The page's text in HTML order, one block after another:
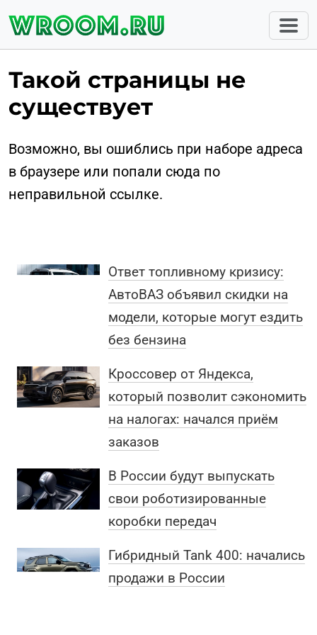
Такой страницы не
существует
Возможно, вы ошиблись при наборе адреса
в браузере или попали сюда по
неправильной ссылке.
Ответ топливному кризису:
АвтоВАЗ объявил скидки на
модели, которые могут ездить
без бензина
Кроссовер от Яндекса,
который позволит сэкономить
на налогах: начался приём
заказов
В России будут выпускать
свои роботизированные
коробки передач
Гибридный Tank 400: начались
продажи в России